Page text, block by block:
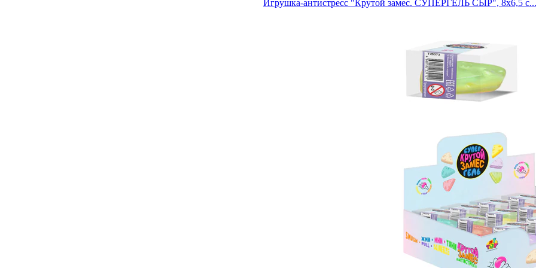
Игрушка-антистресс "Крутой замес. СУПЕРГЕЛЬ СЫР", 8х6,5 с...